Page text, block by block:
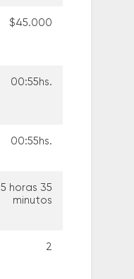
$45.000
00:55hs.
00:55hs.
5 horas 35
minutos
2